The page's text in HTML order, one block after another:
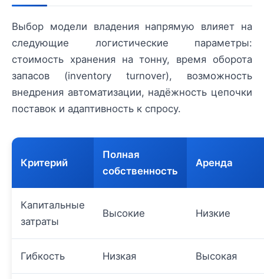
Выбор модели владения напрямую влияет на
следующие логистические параметры:
стоимость хранения на тонну, время оборота
запасов (inventory turnover), возможность
внедрения автоматизации, надёжность цепочки
поставок и адаптивность к спросу.
Критерий
Полная
собственность
Аренда
Капитальные
затраты
Высокие Низкие
Гибкость Низкая Высокая